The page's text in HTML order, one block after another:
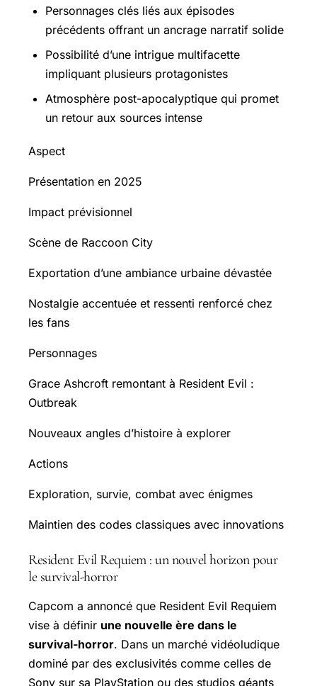
Personnages clés liés aux épisodes
précédents offrant un ancrage narratif solide
Possibilité d’une intrigue multifacette
impliquant plusieurs protagonistes
Atmosphère post-apocalyptique qui promet
un retour aux sources intense
Aspect
Présentation en 2025
Impact prévisionnel
Scène de Raccoon City
Exportation d’une ambiance urbaine dévastée
Nostalgie accentuée et ressenti renforcé chez
les fans
Personnages
Grace Ashcroft remontant à Resident Evil :
Outbreak
Nouveaux angles d’histoire à explorer
Actions
Exploration, survie, combat avec énigmes
Maintien des codes classiques avec innovations
Resident Evil Requiem : un nouvel horizon pour
le survival-horror
Capcom a annoncé que Resident Evil Requiem
vise à définir une nouvelle ère dans le
survival-horror. Dans un marché vidéoludique
dominé par des exclusivités comme celles de
Sony sur sa PlayStation ou des studios géants